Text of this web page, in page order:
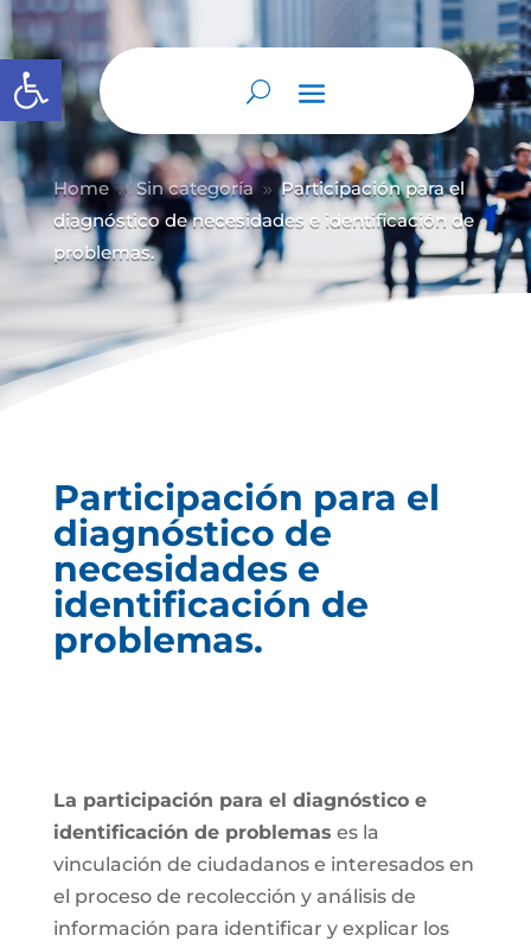
Abrir barra de herramientas
Home 9 Sin categoría 9 Participación para el
diagnóstico de necesidades e identificación de
problemas.
Participación para el
diagnóstico de
necesidades e
identificación de
problemas.
La participación para el diagnóstico e
identificación de problemas es la
vinculación de ciudadanos e interesados en
el proceso de recolección y análisis de
información para identificar y explicar los